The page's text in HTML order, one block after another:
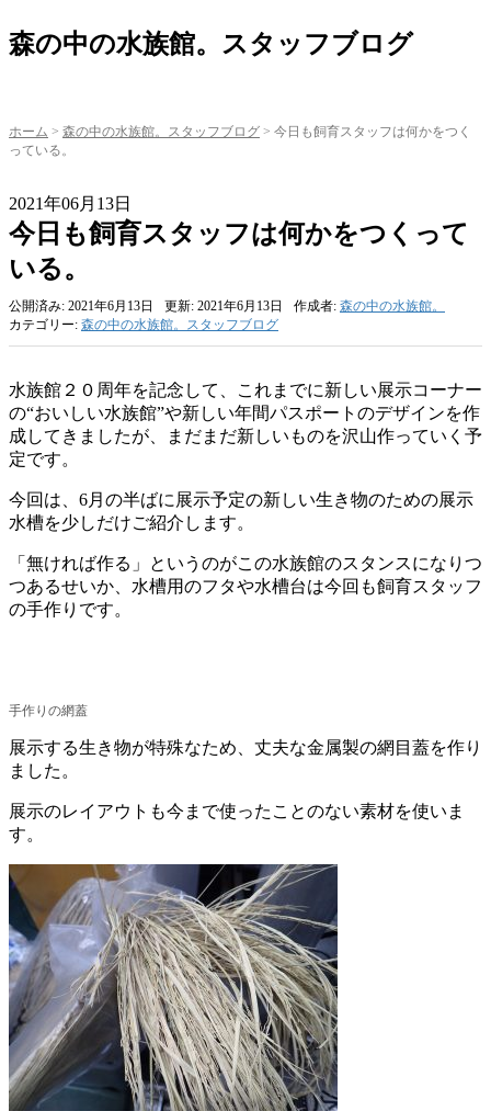
森の中の水族館。スタッフブログ
ホーム > 森の中の水族館。スタッフブログ > 今日も飼育スタッフは何かをつく
っている。
2021年06月13日
今日も飼育スタッフは何かをつくって
いる。
公開済み: 2021年6月13日 更新: 2021年6月13日 作成者: 森の中の水族館。
カテゴリー: 森の中の水族館。スタッフブログ
水族館２０周年を記念して、これまでに新しい展示コーナー
の“おいしい水族館”や新しい年間パスポートのデザインを作
成してきましたが、まだまだ新しいものを沢山作っていく予
定です。
今回は、6月の半ばに展示予定の新しい生き物のための展示
水槽を少しだけご紹介します。
「無ければ作る」というのがこの水族館のスタンスになりつ
つあるせいか、水槽用のフタや水槽台は今回も飼育スタッフ
の手作りです。
手作りの網蓋
展示する生き物が特殊なため、丈夫な金属製の網目蓋を作り
ました。
展示のレイアウトも今まで使ったことのない素材を使いま
す。